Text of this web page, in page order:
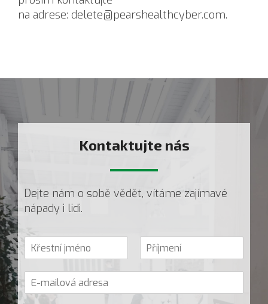
na adrese: delete@pearshealthcyber.com.
Kontaktujte nás
-
Dejte nám o sobě vědět, vítáme zajímavé
nápady i lidi.
j
m
ř
s
t
ř
j
-
m